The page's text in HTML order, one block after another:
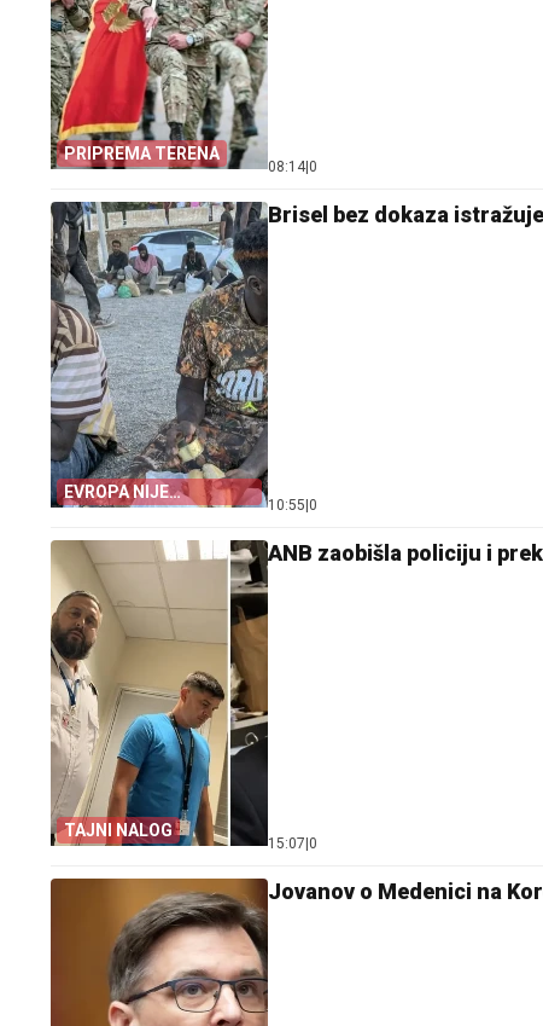
PRIPREMA TERENA
08:14 0
EVROPA NIJE
POMOGLA ŠPANIJI
Brisel bez dokaza
10:55 0
TAJNI NALOG
ANB zaobišla policiju i
15:07 0
Jovanov o Medenici na